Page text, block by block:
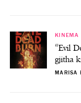
KINEMA
“Evil
gjitha
MARISA